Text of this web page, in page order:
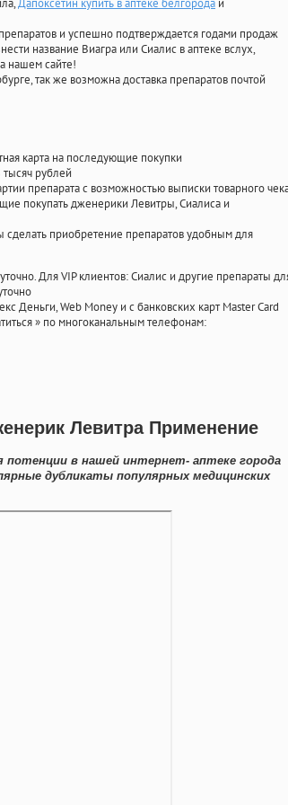
,Дапоксетин купить в аптеке белгорода и
и успешно подтверждается годами продаж
название Виагра или Сиалис в аптеке вслух,
нашем сайте!
так же возможна доставка препаратов почтой
карта на последующие покупки
тысяч рублей
препарата с возможностью выписки товарного
покупать дженерики Левитры, Сиалиса и
приобретение препаратов удобным для
Для VIP клиентов: Сиалис и другие препараты
Деньги, Web Money и с банковских карт Master Card
» по многоканальным телефонам:
Левитра Применение
потенции в нашей интернет- аптеке города
дубликаты популярных медицинских